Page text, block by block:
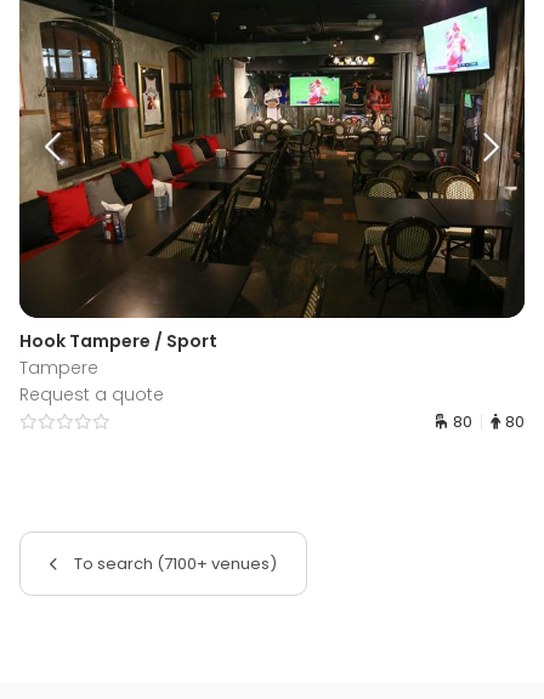
Hook Tampere / Sport
Tampere
Request a quote
80 80
To search (7100+ venues)